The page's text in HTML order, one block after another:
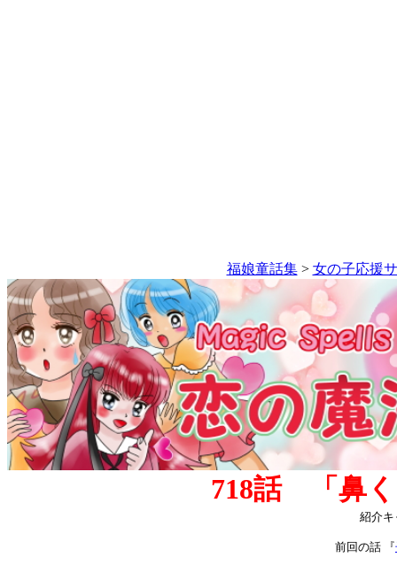
福娘童話集> 女の子応援
718話 「鼻
紹介
前回の話 『